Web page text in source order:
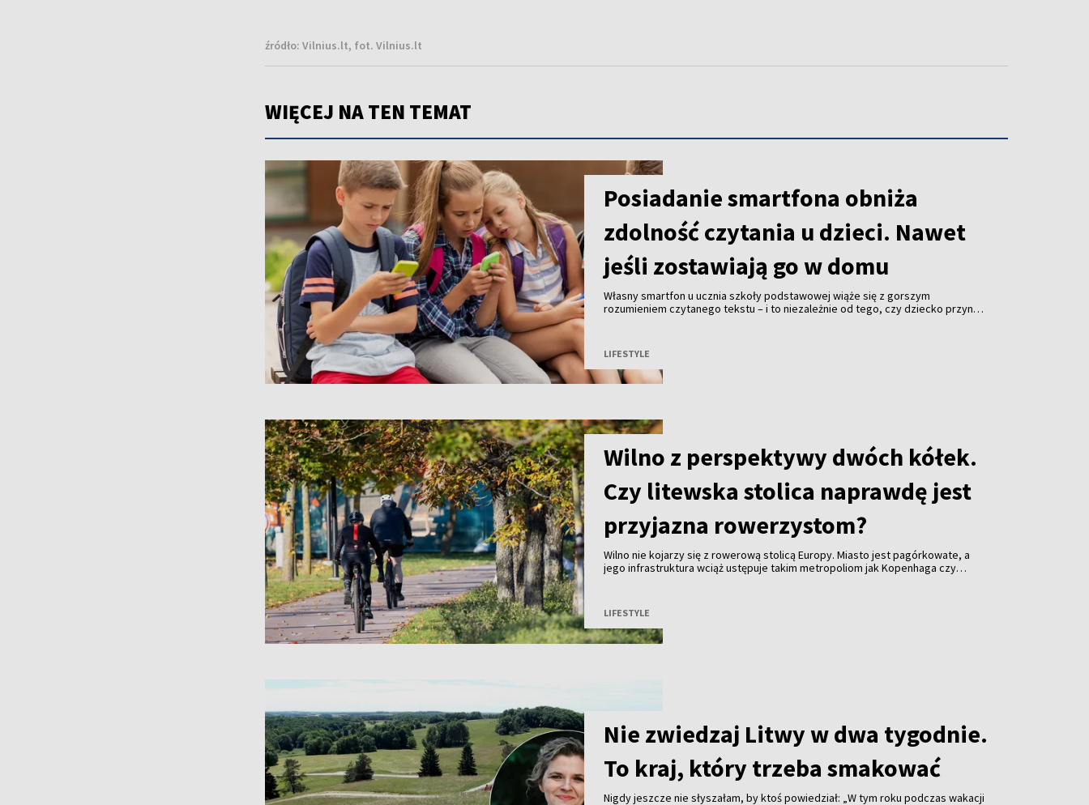
źródło: Vilnius.lt, fot. Vilnius.lt
WIĘCEJ NA TEN TEMAT
Posiadanie smartfona obniża
zdolność czytania u dzieci. Nawet
jeśli zostawiają go w domu
Własny smartfon u ucznia szkoły podstawowej wiąże się z gorszym
rozumieniem czytanego tekstu – i to niezależnie od tego, czy dziecko przynosi
czasopismo naukowe „Behavioral Sciences”.
LIFESTYLE
Wilno z perspektywy dwóch kółek.
Czy litewska stolica naprawdę jest
przyjazna rowerzystom?
Wilno nie kojarzy się z rowerową stolicą Europy. Miasto jest pagórkowate, a
jego infrastruktura wciąż ustępuje takim metropoliom jak Kopenhaga czy
ścieżki prowadzące wzdłuż Wilii i możliwość wyjechania z centrum prosto do
lasów oraz nad jeziora. To właśnie ta bliskość natury sprawia, że Wilno
doceniają zarówno rekreacyjni rowerzyści, jak i uczestnicy maratonów oraz
treningów długodystansowych.
LIFESTYLE
Nie zwiedzaj Litwy w dwa tygodnie.
To kraj, który trzeba smakować
Nigdy jeszcze nie słyszałam, by ktoś powiedział: „W tym roku podczas wakacji